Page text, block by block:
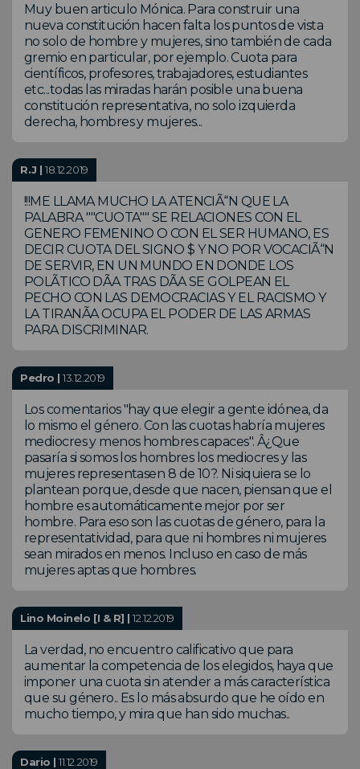
Muy buen articulo Mónica. Para construir una
nueva constitución hacen falta los puntos de vista
no solo de hombre y mujeres, sino también de cada
gremio en particular, por ejemplo. Cuota para
científicos, profesores, trabajadores, estudiantes
etc...todas las miradas harán posible una buena
constitución representativa, no solo izquierda
derecha, hombres y mujeres...
R.J |18.12.2019
!!!ME LLAMA MUCHO LA ATENCIÃ“N QUE LA
PALABRA ""CUOTA"" SE RELACIONES CON EL
GENERO FEMENINO O CON EL SER HUMANO, ES
DECIR CUOTA DEL SIGNO $ Y NO POR VOCACIÃ“N
DE SERVIR, EN UN MUNDO EN DONDE LOS
POLÃTICO DÃA TRAS DÃA SE GOLPEAN EL
PECHO CON LAS DEMOCRACIAS Y EL RACISMO Y
LA TIRANÃA OCUPA EL PODER DE LAS ARMAS
PARA DISCRIMINAR.
Pedro |13.12.2019
Los comentarios "hay que elegir a gente idónea, da
lo mismo el género. Con las cuotas habría mujeres
mediocres y menos hombres capaces". Â¿Que
pasaría si somos los hombres los mediocres y las
mujeres representasen 8 de 10?. Ni siquiera se lo
plantean porque, desde que nacen, piensan que el
hombre es automáticamente mejor por ser
hombre. Para eso son las cuotas de género, para la
representatividad, para que ni hombres ni mujeres
sean mirados en menos. Incluso en caso de más
mujeres aptas que hombres.
Lino Moinelo [I & R] |12.12.2019
La verdad, no encuentro calificativo que para
aumentar la competencia de los elegidos, haya que
imponer una cuota sin atender a más característica
que su género.. Es lo más absurdo que he oído en
mucho tiempo, y mira que han sido muchas..
Dario |11.12.2019